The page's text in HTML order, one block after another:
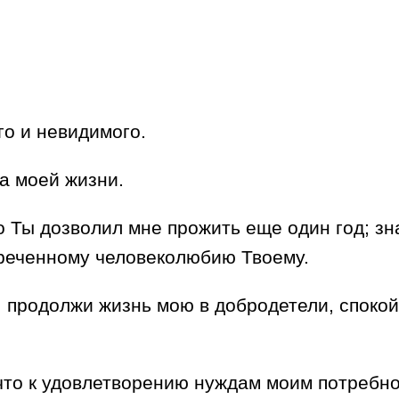
и невидимого.
моей жизни.
дозволил мне прожить еще один год;
человеколюбию Твоему.
жизнь мою в добродетели,
к удовлетворению нуждам моим